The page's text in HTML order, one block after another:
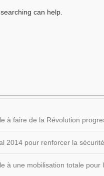
can help.
à faire de la Révolution
2014 pour renforcer la
à une mobilisation totale pour